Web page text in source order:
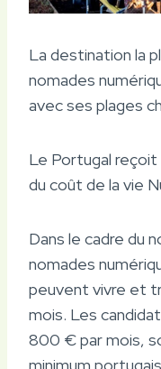
La destination la
nomades
avec ses plages
Le Portugal reçoit
du coût de la vie
Dans le cadre du
nomades
peuvent vivre et
mois. Les
800 € par mois,
minimum